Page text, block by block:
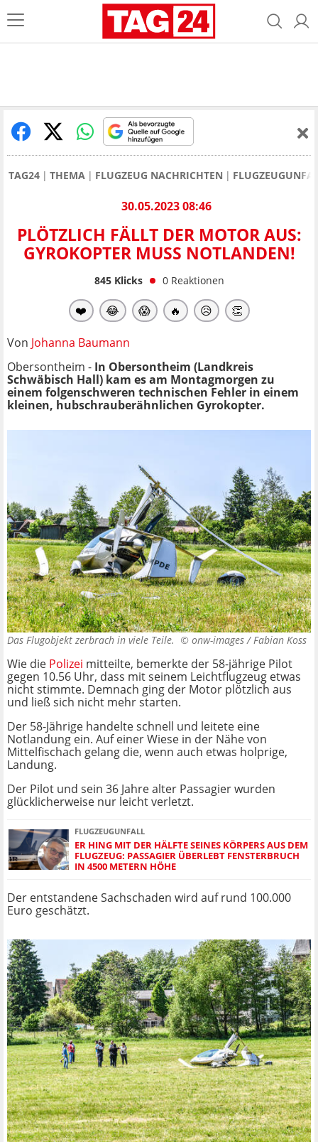
TAG24 THEMA FLUGZEUG NACHRICHTEN
30.05.2023 08:46
PLÖTZLICH FÄLLT DER MOTOR AUS:
GYROKOPTER MUSS NOTLANDEN!
845Klicks 0 Reaktionen
❤️ 😂 😱 🔥 😥 👏
Von Johanna Baumann
Obersontheim - In Obersontheim (Landkreis
Schwäbisch Hall) kam es am Montagmorgen zu
einem folgenschweren technischen Fehler in einem
kleinen, hubschrauberähnlichen Gyrokopter.
Das Flugobjekt zerbrach in viele Teile. © onw-images / Fabian Koss
Wie die Polizei mitteilte, bemerkte der 58-jährige Pilot
gegen 10.56 Uhr, dass mit seinem Leichtflugzeug etwas
nicht stimmte. Demnach ging der Motor plötzlich aus
und ließ sich nicht mehr starten.
Der 58-Jährige handelte schnell und leitete eine
Notlandung ein. Auf einer Wiese in der Nähe von
Mittelfischach gelang die, wenn auch etwas holprige,
Landung.
Der Pilot und sein 36 Jahre alter Passagier wurden
glücklicherweise nur leicht verletzt.
FLUGZEUGUNFALL
ER HING MIT DER HÄLFTE SEINES KÖRPERS AUS DEM
FLUGZEUG: PASSAGIER ÜBERLEBT FENSTERBRUCH
IN 4500 METERN HÖHE
Der entstandene Sachschaden wird auf rund 100.000
Euro geschätzt.